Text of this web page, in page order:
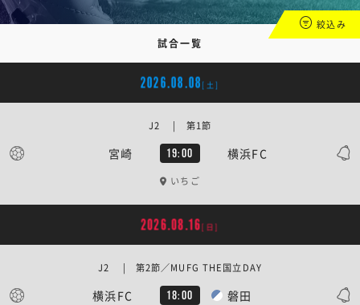
試合一覧
絞込み
2026.08.08 [土]
宮崎 19:00 横浜FC
J2 | 第1節
いちご
2026.08.16[日]
横浜FC 18:00 磐田
J2 | 第2節／MUFG THE国立DAY